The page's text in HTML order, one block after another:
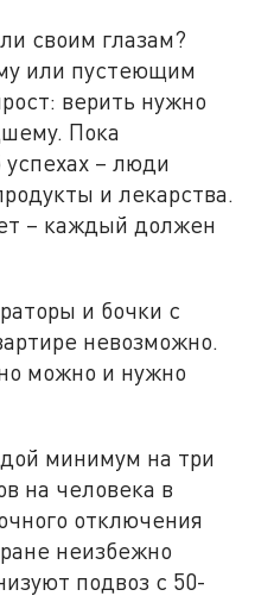
своим глазам?
или пустеющим
верить нужно
Пока
– люди
и лекарства.
– каждый должен
и бочки с
невозможно.
можно и нужно
минимум на три
на человека в
отключения
неизбежно
подвоз с 50-